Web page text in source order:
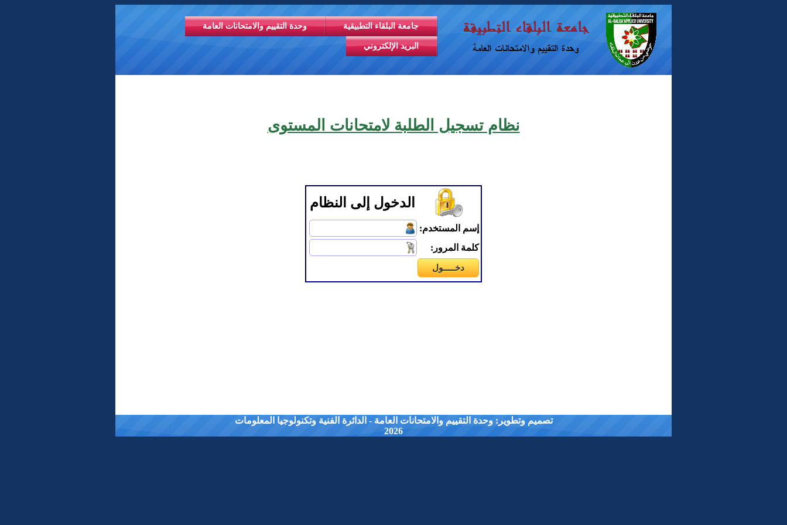
جامعة البلقاء التطبيقية وحدة التقييم والامتحانات العامة
البريد الإلكتروني
نظام تسجيل الطلبة لامتحانات المستوى
الدخول إلى النظام
إسم المستخدم:
كلمة المرور:
تصميم وتطوير: وحدة التقييم والامتحانات العامة - الدائرة الفنية وتكنولوجيا المعلومات
2026